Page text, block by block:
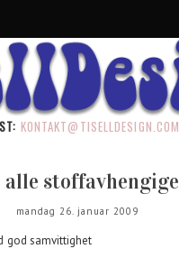
KONTAKT@TISELLDESIGN.COM
stoffavhengige
mandag 26. januar 2009
god samvittighet